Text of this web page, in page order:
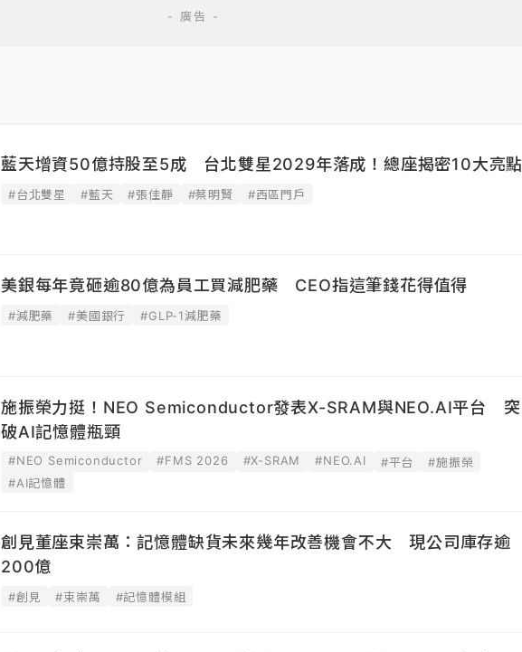
藍天增資50億持股至5成 台北雙星2029年落成！總座揭密10大亮點
#台北雙星 #藍天 #張佳靜 #蔡明賢 #西區門戶
美銀每年竟砸逾80億為員工買減肥藥 CEO指這筆錢花得值得
#減肥藥 #美國銀行 #GLP-1減肥藥
施振榮力挺！NEO Semiconductor發表X-SRAM與NEO.AI平台 突
破AI記憶體瓶頸
#NEO Semiconductor #FMS 2026 #X-SRAM #NEO.AI #平台
#施振榮
#AI記憶體
創見董座束崇萬：記憶體缺貨未來幾年改善機會不大 現公司庫存逾
200億
#創見 #束崇萬 #記憶體模組